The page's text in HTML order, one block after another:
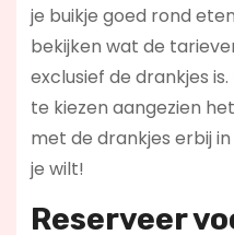
je buikje goed rond
bekijken wat de
exclusief de drankjes
te kiezen aangezien
met de drankjes erbij
je wilt!
Reserveer